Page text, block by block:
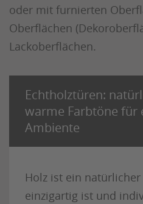
oder mit furnierten
Oberflächen
Lackoberflächen.
Echtholztüren:
warme Farbtöne für
Ambiente
Holz ist ein
einzigartig ist und